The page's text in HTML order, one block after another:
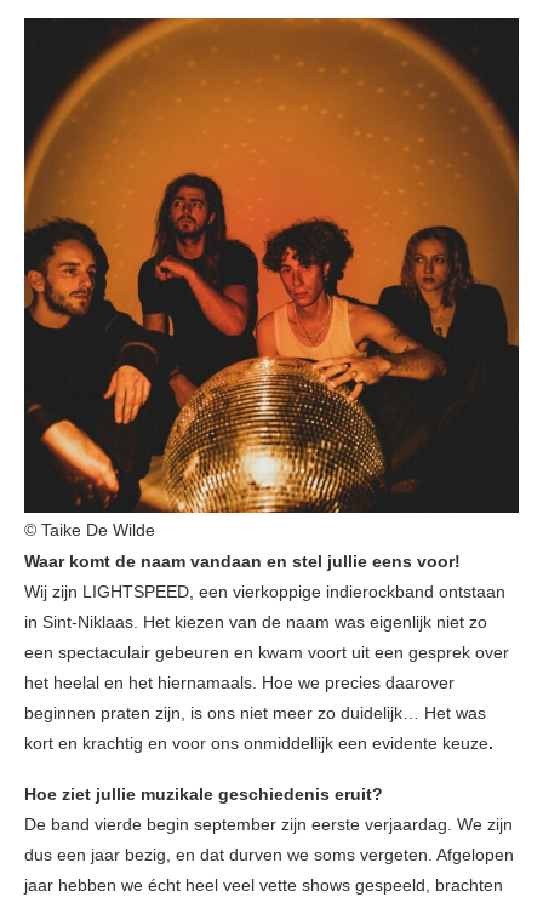
© Taike De Wilde
Waar komt de naam vandaan en stel jullie eens voor!
Wij zijn LIGHTSPEED, een vierkoppige indierockband ontstaan
in Sint-Niklaas. Het kiezen van de naam was eigenlijk niet zo
een spectaculair gebeuren en kwam voort uit een gesprek over
het heelal en het hiernamaals. Hoe we precies daarover
beginnen praten zijn, is ons niet meer zo duidelijk… Het was
kort en krachtig en voor ons onmiddellijk een evidente keuze.
Hoe ziet jullie muzikale geschiedenis eruit?
De band vierde begin september zijn eerste verjaardag. We zijn
dus een jaar bezig, en dat durven we soms vergeten. Afgelopen
jaar hebben we écht heel veel vette shows gespeeld, brachten